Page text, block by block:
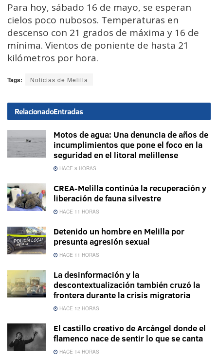
Para hoy, sábado 16 de mayo, se esperan
cielos poco nubosos. Temperaturas en
descenso con 21 grados de máxima y 16 de
mínima. Vientos de poniente de hasta 21
kilómetros por hora.
Tags: Noticias de Melilla
RelacionadoEntradas
Motos de agua: Una denuncia de años de
incumplimientos que pone el foco en la
seguridad en el litoral melillense
HACE 8 HORAS
CREA-Melilla continúa la recuperación y
liberación de fauna silvestre
HACE 11 HORAS
Detenido un hombre en Melilla por
presunta agresión sexual
HACE 11 HORAS
La desinformación y la
descontextualización también cruzó la
frontera durante la crisis migratoria
HACE 12 HORAS
El castillo creativo de Arcángel donde el
flamenco nace de sentir lo que se canta
HACE 14 HORAS